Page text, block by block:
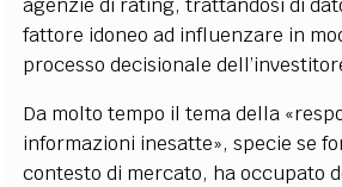
agenzie di rating, trattandosi di
fattore idoneo ad influenzare in
processo decisionale
Da molto tempo il tema della
informazioni inesatte», specie se
contesto di mercato, ha occupato